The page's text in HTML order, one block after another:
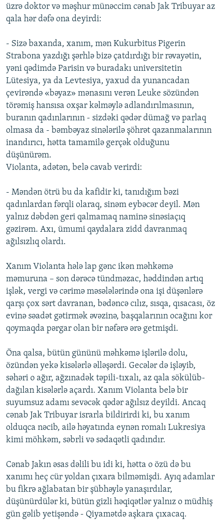
üzrə doktor və məşhur münəccim cənab Jak Tribuyar az
qala hər dəfə ona deyirdi:
- Sizə baxanda, xanım, mən Kukurbitus Pigerin
Strabona yazdığı şərhlə bizə çatdırdığı bir rəvayətin,
yəni qədimdə Parisin və buradakı universitetin
Lütesiya, ya da Levtesiya, yaxud da yunancadan
çevirəndə «bəyaz» mənasını verən Leuke sözündən
törəmiş hansısa oxşar kəlməylə adlandırılmasının,
buranın qadınlarının - sizdəki qədər dümağ və parlaq
olmasa da - bəmbəyaz sinələrilə şöhrət qazanmalarının
inandırıcı, hətta tamamilə gerçək olduğunu
düşünürəm.
Violanta, adətən, belə cavab verirdi:
- Məndən ötrü bu da kafidir ki, tanıdığım bəzi
qadınlardan fərqli olaraq, sinəm eybəcər deyil. Mən
yalnız dəbdən geri qalmamaq naminə sinəsiaçıq
gəzirəm. Axı, ümumi qaydalara zidd davranmaq
ağılsızlıq olardı.
Xanım Violanta hələ lap gənc ikən məhkəmə
məmuruna – son dərəcə tündməzac, həddindən artıq
işlək, vergi və cərimə məsələlərində ona işi düşənlərə
qarşı çox sərt davranan, bədəncə cılız, sısqa, qısacası, öz
evinə səadət gətirmək əvəzinə, başqalarının ocağını kor
qoymaqda pərgar olan bir nəfərə ərə getmişdi.
Öna qalsa, bütün gününü məhkəmə işlərilə dolu,
özündən yekə kisələrlə əlləşərdi. Gecələr də işləyib,
səhəri o ağır, ağzınadək təpili-tıxalı, az qala sökülüb-
dağılan kisələrlə açardı. Xanım Violanta belə bir
suyumsuz adamı sevəcək qədər ağılsız deyildi. Ancaq
cənab Jak Tribuyar israrla bildirirdi ki, bu xanım
olduqca nəcib, ailə həyatında eynən romalı Lukresiya
kimi möhkəm, səbrli və sədaqətli qadındır.
Cənab Jakın əsas dəlili bu idi ki, hətta o özü də bu
xanımı heç cür yoldan çıxara bilməmişdi. Ayıq adamlar
bu fikrə ağlabatan bir şübhəylə yanaşırdılar,
düşünürdülər ki, bütün gizli həqiqətlər yalnız o müdhiş
gün gəlib yetişəndə - Qiyamətdə aşkara çıxacaq.